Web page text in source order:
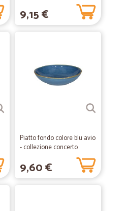
9,15 €
Piatto fondo colore blu avio
- collezione concerto
9,60 €